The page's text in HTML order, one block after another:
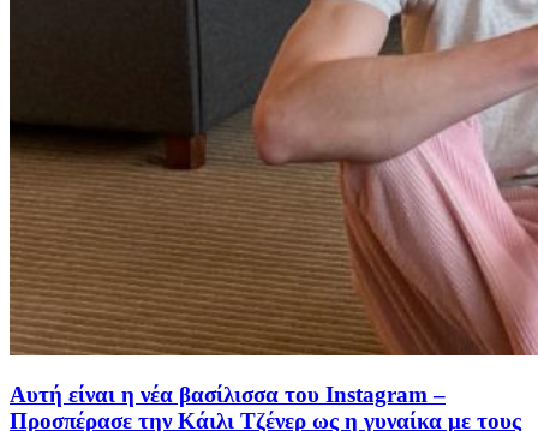
Αυτή είναι η νέα βασίλισσα του Instagram –
Προσπέρασε την Κάιλι Τζένερ ως η γυναίκα με τους